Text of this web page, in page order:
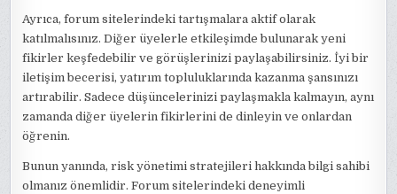
Ayrıca, forum sitelerindeki tartışmalara aktif olarak
katılmalısınız. Diğer üyelerle etkileşimde bulunarak yeni
fikirler keşfedebilir ve görüşlerinizi paylaşabilirsiniz. İyi bir
iletişim becerisi, yatırım topluluklarında kazanma şansınızı
artırabilir. Sadece düşüncelerinizi paylaşmakla kalmayın, aynı
zamanda diğer üyelerin fikirlerini de dinleyin ve onlardan
öğrenin.
Bunun yanında, risk yönetimi stratejileri hakkında bilgi sahibi
olmanız önemlidir. Forum sitelerindeki deneyimli